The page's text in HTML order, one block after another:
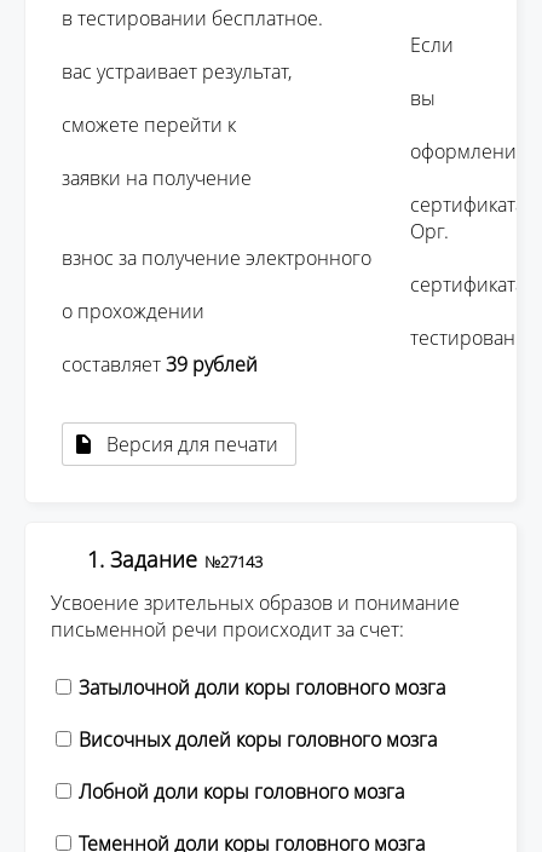
в тестировании бесплатное.
вас устраивает результат,
сможете перейти к
заявки на получение
взнос за получение электронного
о прохождении
составляет 39 рублей
Версия для печати
1. Задание №27143
Усвоение зрительных образов и понимание
письменной речи происходит за счет:
Затылочной доли коры головного мозга
Височных долей коры головного мозга
Лобной доли коры головного мозга
Теменной доли коры головного мозга